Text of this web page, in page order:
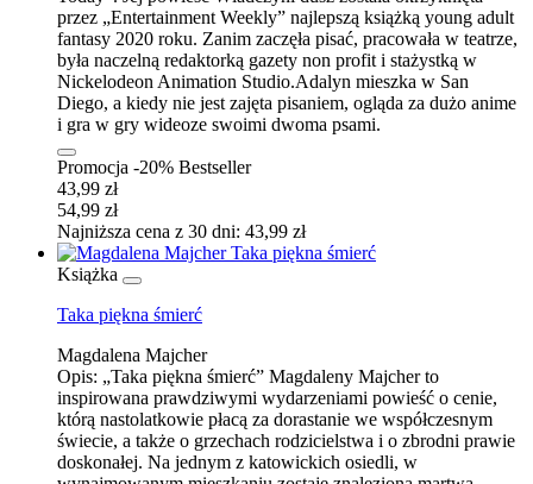
przez „Entertainment Weekly” najlepszą książką young adult
fantasy 2020 roku. Zanim zaczęła pisać, pracowała w teatrze,
była naczelną redaktorką gazety non profit i stażystką w
Nickelodeon Animation Studio.Adalyn mieszka w San
Diego, a kiedy nie jest zajęta pisaniem, ogląda za dużo anime
i gra w gry wideoze swoimi dwoma psami.
Promocja -20% Bestseller
43,99 zł
54,99 zł
Najniższa cena z 30 dni: 43,99 zł
Książka
Taka piękna śmierć
Magdalena Majcher
Opis: „Taka piękna śmierć” Magdaleny Majcher to
inspirowana prawdziwymi wydarzeniami powieść o cenie,
którą nastolatkowie płacą za dorastanie we współczesnym
świecie, a także o grzechach rodzicielstwa i o zbrodni prawie
doskonałej. Na jednym z katowickich osiedli, w